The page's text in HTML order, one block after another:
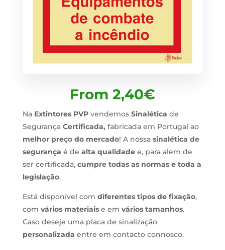
From 2,40€
Na Extintores PVPvendemos Sinalética de
Segurança Certificada, fabricada em Portugal ao
melhor preço do mercado! A nossa sinalética de
segurança é de alta qualidadee, para alem de
ser certificada, cumpre todas as normas e toda a
legislação.
Está disponível com diferentes tipos de fixação,
com vários materiaise em vários tamanhos.
Caso deseje uma placa de sinalização
personalizada entre em contacto connosco.